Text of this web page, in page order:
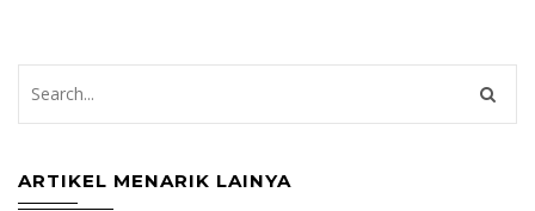
ARTIKEL MENARIK LAINYA